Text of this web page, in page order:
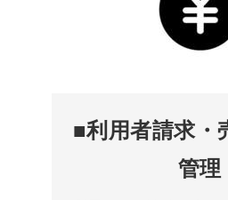
■利用者請求・
管理